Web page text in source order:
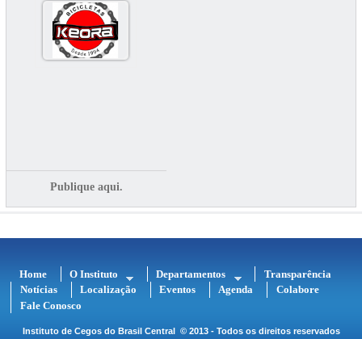
Publique aqui.
Home O Instituto Departamentos
Transparência
Notícias
Localização Eventos Agenda
Colabore
Fale Conosco
Instituto de Cegos do Brasil Central © 2013 - Todos os direitos reservados